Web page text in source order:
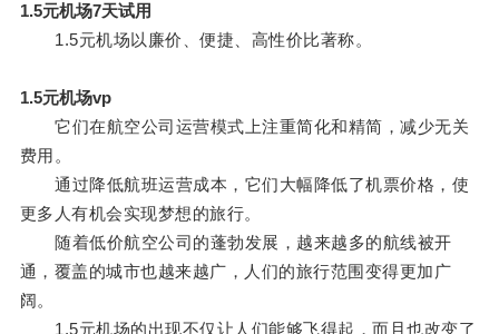
1.5元机场7天试用
1.5元机场以廉价、便捷、高性价比著称。
1.5元机场vp
它们在航空公司运营模式上注重简化和精简，减少无关
费用。
通过降低航班运营成本，它们大幅降低了机票价格，使
更多人有机会实现梦想的旅行。
随着低价航空公司的蓬勃发展，越来越多的航线被开
通，覆盖的城市也越来越广，人们的旅行范围变得更加广
阔。
1.5元机场的出现不仅让人们能够飞得起，而且也改变了